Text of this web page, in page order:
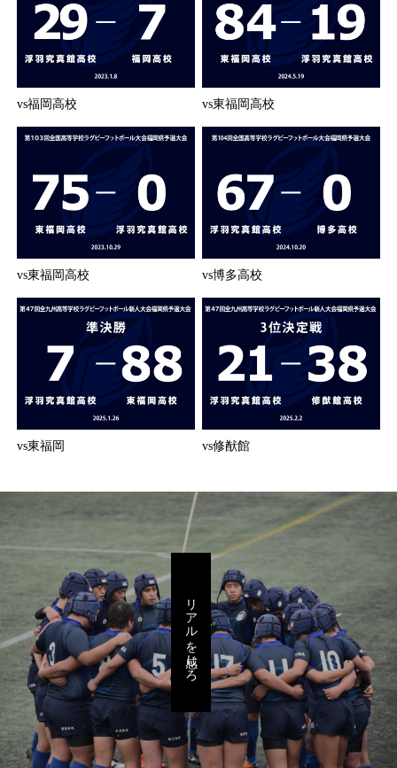
vs福岡高校 vs東福岡高校
vs東福岡高校 vs博多高校
vs東福岡 vs修猷館
リアルを感じろ